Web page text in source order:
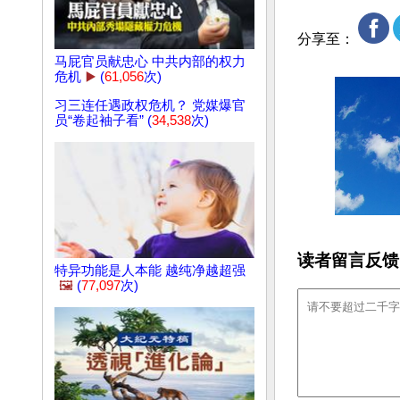
马屁官员献忠心 中共内部的权力
危机 ▶️ (61,056次)
习三连任遇政权危机？ 党媒爆官
员“卷起袖子看” (34,538次)
特异功能是人本能 越纯净越超强
🖼️ (77,097次)
分享至：
读者留言反